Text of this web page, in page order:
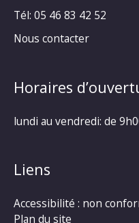
Tél: 05 46 83 42 52
Nous contacter
Horaires
lundi au vendredi: de
Liens
Accessibilité : non
Plan du site